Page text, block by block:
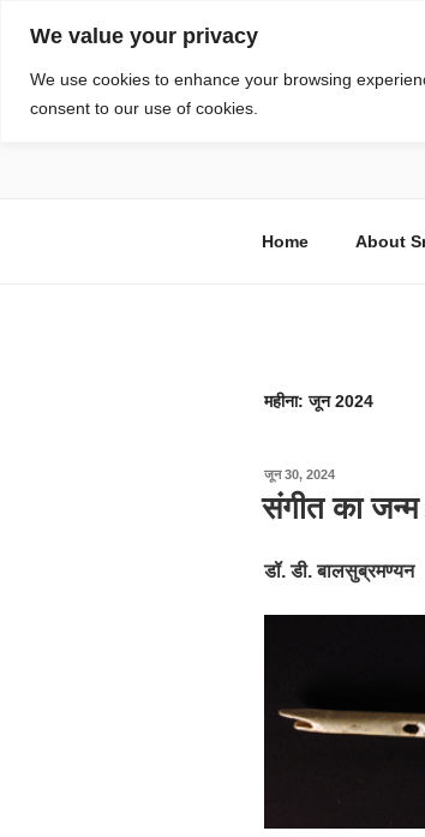
We value your privacy
We use cookies to enhance your browsing
consent to our use of cookies. स्रोत
Home About
महीना:जून 2024
जून 30, 2024पर
किया
संगीत का
डॉ.डी.बालसुब्रमण्यन